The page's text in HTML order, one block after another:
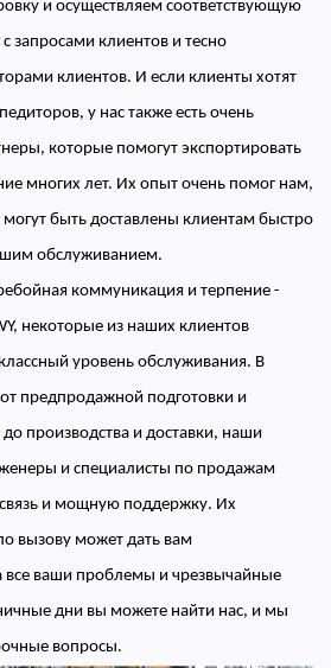
и осуществляем соответствующую
с запросами клиентов и тесно
клиентов. И если клиенты хотят
у нас также есть очень
которые помогут экспортировать
многих лет. Их опыт очень помог нам,
быть доставлены клиентам быстро
обслуживанием.
коммуникация и терпение -
некоторые из наших клиентов
уровень обслуживания. В
от предпродажной подготовки и
производства и доставки, наши
и специалисты по продажам
и мощную поддержку. Их
вызову может дать вам
все ваши проблемы и чрезвычайные
дни вы можете найти нас, и мы
вопросы.